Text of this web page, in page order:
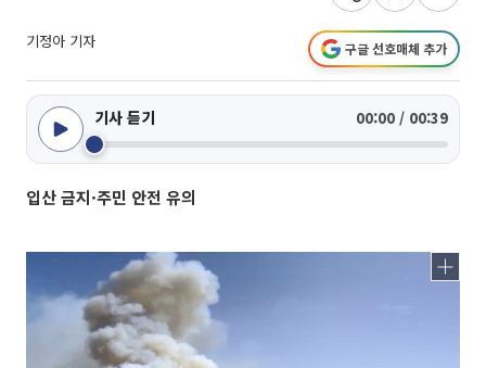
기정아 기자 구글 선호매체 추가
기사 듣기 00:00 / 00:39
입산 금지·주민 안전 유의